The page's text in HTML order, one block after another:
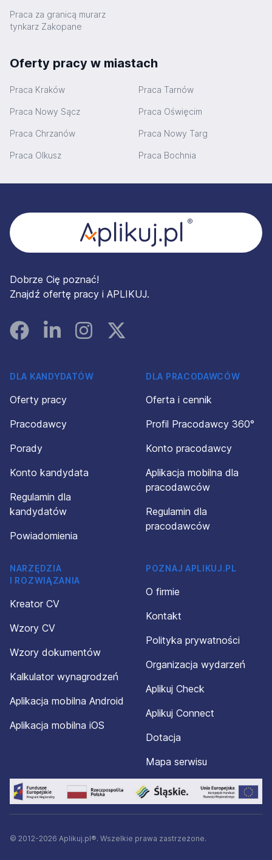
Praca za granicą murarz
tynkarz Zakopane
Oferty pracy w miastach
Praca Kraków Praca Tarnów
Praca Nowy Sącz Praca Oświęcim
Praca Chrzanów Praca Nowy Targ
Praca Olkusz Praca Bochnia
Dobrze Cię poznać!
Znajdź ofertę pracy i APLIKUJ.
FacebookLinked InInstagramInstagram
DLA KANDYDATÓW
Oferty pracy
Pracodawcy
Porady
Konto kandydata
Regulamin dla
kandydatów
Powiadomienia
DLA PRACODAWCÓW
Oferta i cennik
Profil Pracodawcy 360°
Konto pracodawcy
Aplikacja mobilna dla
pracodawców
Regulamin dla
pracodawców
NARZĘDZIA
I ROZWIĄZANIA
Kreator CV
Wzory CV
Wzory dokumentów
Kalkulator wynagrodzeń
Aplikacja mobilna Android
Aplikacja mobilna iOS
POZNAJ APLIKUJ.PL
O firmie
Kontakt
Polityka prywatności
Organizacja wydarzeń
Aplikuj Check
Aplikuj Connect
Dotacja
Mapa serwisu
© 2012-2026 Aplikuj.pl®. Wszelkie prawa zastrzeżone.